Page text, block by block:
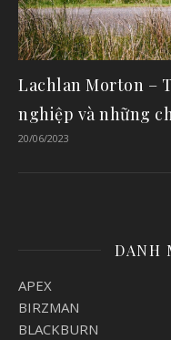
Lachlan Morton –
nghiệp và những
20/06/2023
DANH
APEX
BIRZMAN
BLACKBURN